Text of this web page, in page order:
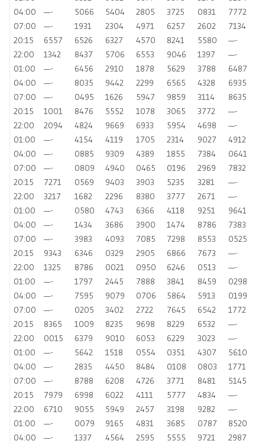
04:00
—- 5066 5404 2805 3725 0831
7772
07:00
—- 1931 2304 4971 6257 2602
7134
20:15
6557 6526 6327 4570 8241 5580
—-
22:00
1342 8437 5706 6553 9046 1397
—-
01:00
—- 6456 2910 1878 5629 3788
6487
04:00
—- 8035 9442 2299 6565 4328
6935
07:00
—- 0495 1626 5947 9859 3114
8635
20:15
1001 8476 5552 1078 3065 3772
—-
22:00
2094 4824 9669 6933 5954 4698
—-
01:00
—- 4154 4119 1705 2314 9027
4912
04:00
—- 0885 9309 4389 1855 7384
0641
07:00
—- 0809 4940 0465 0196 2969
7832
20:15
7271 0569 9403 3903 5235 3281
—-
22:00
3217 1682 2296 8380 3777 2671
—-
01:00
—- 0580 4743 6366 4118 9251
9641
04:00
—- 1434 3686 3900 1474 8786
7383
07:00
—- 3983 4093 7085 7298 8553
0525
20:15
9343 6346 0329 2905 6866 7673
—-
22:00
1325 8786 0021 0950 6246 0513
—-
01:00
—- 1797 2445 7888 3841 8459
0298
04:00
—- 7595 9079 0706 5864 5913
0199
07:00
—- 0205 3402 2722 7645 6542
1772
20:15
8365 1009 8235 9698 8229 6532
—-
22:00
0015 6379 9010 6053 6229 3023
—-
01:00
—- 5642 1518 0554 0351 4307
5610
04:00
—- 2835 4450 8484 0108 0803
1771
07:00
—- 8788 6208 4726 3771 8481
5145
20:15
7979 6998 6022 4111 5777 4834
—-
22:00
6710 9055 5949 2457 3198 9282
—-
01:00
—- 0079 9165 4831 3685 0787
8520
04:00
—- 1337 4564 2595 5555 9721
2987